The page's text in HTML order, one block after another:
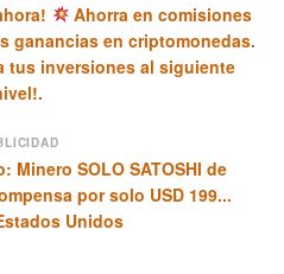
Ahorra en comisiones
ganancias en criptomonedas.
tus inversiones al siguiente
Minero SOLO SATOSHI de
por solo USD 199...
Unidos